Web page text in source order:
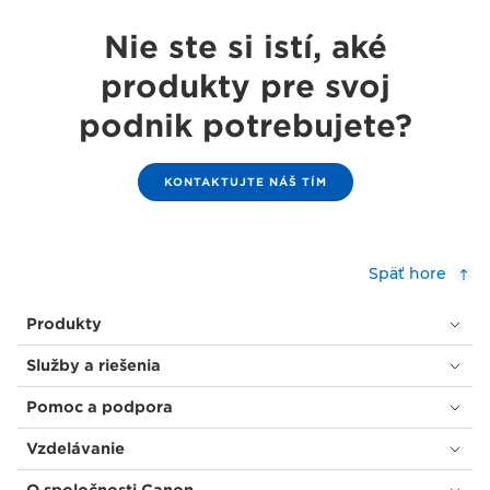
Nie ste si istí, aké
produkty pre svoj
podnik potrebujete?
KONTAKTUJTE NÁŠ TÍM
Späť hore
Produkty
Služby a riešenia
Pomoc a podpora
Vzdelávanie